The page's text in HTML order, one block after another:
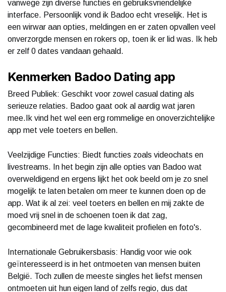
vanwege zijn diverse functies en gebruiksvriendelijke
interface. Persoonlijk vond ik Badoo echt vreselijk. Het is
een wirwar aan opties, meldingen en er zaten opvallen veel
onverzorgde mensen en rokers op, toen ik er lid was. Ik heb
er zelf 0 dates vandaan gehaald.
Kenmerken Badoo Dating app
Breed Publiek: Geschikt voor zowel casual dating als
serieuze relaties. Badoo gaat ook al aardig wat jaren
mee.Ik vind het wel een erg rommelige en onoverzichtelijke
app met vele toeters en bellen.
Veelzijdige Functies: Biedt functies zoals videochats en
livestreams. In het begin zijn alle opties van Badoo wat
overweldigend en ergens lijkt het ook beeld om je zo snel
mogelijk te laten betalen om meer te kunnen doen op de
app. Wat ik al zei: veel toeters en bellen en mij zakte de
moed vrij snel in de schoenen toen ik dat zag,
gecombineerd met de lage kwaliteit profielen en foto's.
Internationale Gebruikersbasis: Handig voor wie ook
geïnteresseerd is in het ontmoeten van mensen buiten
België. Toch zullen de meeste singles het liefst mensen
ontmoeten uit hun eigen land of zelfs regio, dus dat